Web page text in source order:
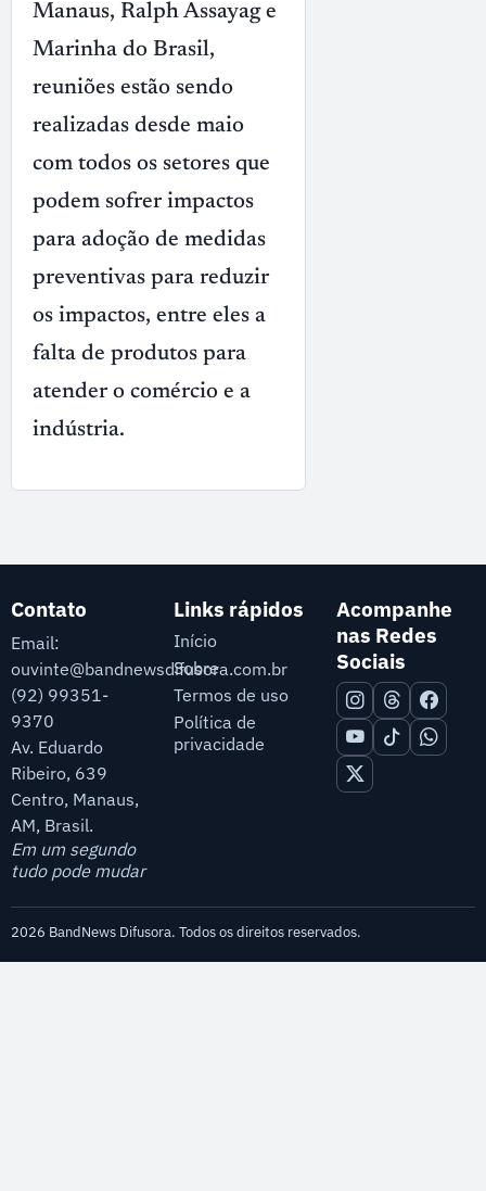
Manaus, Ralph Assayag e
Marinha do Brasil,
reuniões estão sendo
realizadas desde maio
com todos os setores que
podem sofrer impactos
para adoção de medidas
preventivas para reduzir
os impactos, entre eles a
falta de produtos para
atender o comércio e a
indústria.
Contato
Email:
ouvinte@bandnewsdifusora.com.br
(92) 99351-
9370
Av. Eduardo
Ribeiro, 639
Centro, Manaus,
AM, Brasil.
Em um segundo
tudo pode mudar
Links rápidos
Início
Sobre
Termos de uso
Política de
privacidade
Acompanhe
nas Redes
Sociais
2026 BandNews Difusora. Todos os direitos reservados.